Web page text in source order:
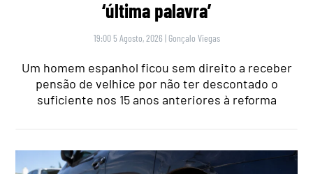
‘última palavra’
19:00 5 Agosto, 2026 | Gonçalo Viegas
Um homem espanhol ficou sem direito a receber
pensão de velhice por não ter descontado o
suficiente nos 15 anos anteriores à reforma